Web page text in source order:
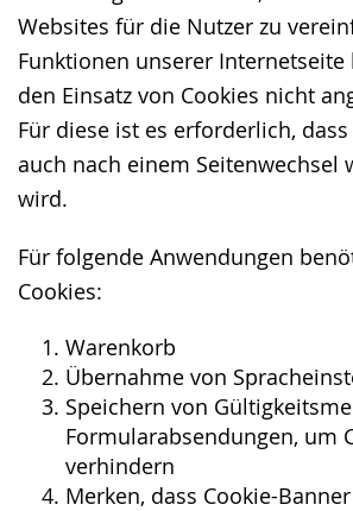
Websites für die Nutzer zu
Funktionen unserer
den Einsatz von Cookies nicht
Für diese ist es erforderlich,
auch nach einem Seitenwechsel
wird.
Für folgende Anwendungen
Cookies:
Warenkorb
Übernahme von
Speichern von
Formularabsendungen, um
verhindern
Merken, dass Cookie-